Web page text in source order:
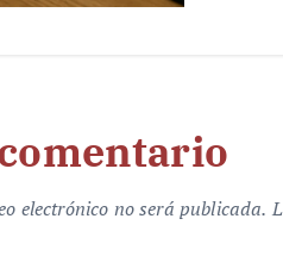
electrónico no será publicada.